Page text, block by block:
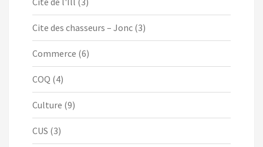
Cite des chasseurs – Jonc (3)
Commerce (6)
COQ (4)
Culture (9)
CUS (3)